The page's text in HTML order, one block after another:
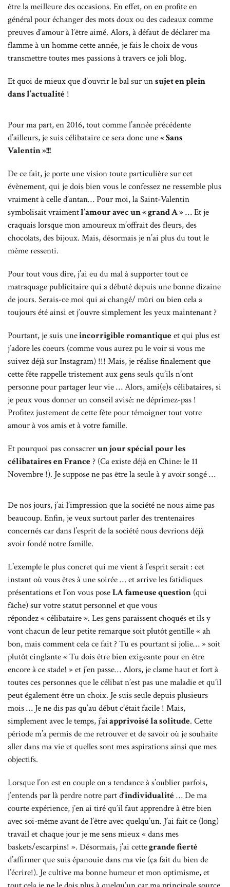
être la meilleure des occasions. En effet, on en profite en
général pour échanger des mots doux ou des cadeaux comme
preuves d’amour à l’être aimé. Alors, à défaut de déclarer ma
flamme à un homme cette année, je fais le choix de vous
transmettre toutes mes passions à travers ce joli blog.
Et quoi de mieux que d’ouvrir le bal sur unsujet en plein
dans l’actualité !
Pour ma part, en 2016, tout comme l’année précédente
d’ailleurs, je suis célibataire ce sera donc une« Sans
Valentin »!!!
De ce fait, je porte une vision toute particulière sur cet
évènement, qui je dois bien vous le confessez ne ressemble plus
vraiment à celle d’antan… Pour moi, la Saint-Valentin
symbolisait vraimentl’amour avec un « grand A »… Et je
craquais lorsque mon amoureux m’offrait des fleurs, des
chocolats, des bijoux. Mais, désormais je n’ai plus du tout le
même ressenti.
Pour tout vous dire, j’ai eu du mal à supporter tout ce
matraquage publicitaire qui a débuté depuis une bonne dizaine
de jours. Serais-ce moi qui ai changé/ mûri ou bien cela a
toujours été ainsi et j’ouvre simplement les yeux maintenant ?
Pourtant, je suis uneincorrigible romantiqueet qui plus est
j’adore les coeurs (comme vous aurez pu le voir si vous me
suivez déjà sur Instagram) !!! Mais, je réalise finalement que
cette fête rappelle tristement aux gens seuls qu’ils n’ont
personne pour partager leur vie … Alors, ami(e)s célibataires, si
je peux vous donner un conseil avisé: ne déprimez-pas !
Profitez justement de cette fête pour témoigner tout votre
amour à vos amis et à votre famille.
Et pourquoi pas consacrerun jour spécial pour les
célibataires en France ? (Ca existe déjà en Chine: le 11
Novembre !). Je suppose ne pas être la seule à y avoir songé …
De nos jours, j’ai l’impression que la société ne nous aime pas
beaucoup. Enfin, je veux surtout parler des trentenaires
concernés car dans l’esprit de la société nous devrions déjà
avoir fondé notre famille.
L’exemple le plus concret qui me vient à l’esprit serait : cet
instant où vous êtes à une soirée … et arrive les fatidiques
présentations et l’on vous poseLA fameuse question (qui
fâche) sur votre statut personnel et que vous
répondez « célibataire ». Les gens paraissent choqués et ils y
vont chacun de leur petite remarque soit plutôt gentille « ah
bon, mais comment cela ce fait ? Tu es pourtant si jolie… » soit
plutôt cinglante « Tu dois être bien exigeante pour en être
encore à ce stade! » et j’en passe… Alors, je clame haut et fort à
toutes ces personnes que le célibat n’est pas une maladie et qu’il
peut également être un choix. Je suis seule depuis plusieurs
mois … Je ne dis pas qu’au début c’était facile ! Mais,
simplement avec le temps, j’aiapprivoisé la solitude. Cette
période m’a permis de me retrouver et de savoir où je souhaite
aller dans ma vie et quelles sont mes aspirations ainsi que mes
objectifs.
Lorsque l’on est en couple on a tendance à s’oublier parfois,
j’entends par là perdre notre part d‘individualité… De ma
courte expérience, j’en ai tiré qu’il faut apprendre à être bien
avec soi-même avant de l’être avec quelqu’un. J’ai fait ce (long)
travail et chaque jour je me sens mieux « dans mes
baskets/escarpins! ». Désormais, j’ai cettegrande fierté
d’affirmer que suis épanouie dans ma vie (ça fait du bien de
l’écrire!). Je cultive ma bonne humeur et mon optimisme, et